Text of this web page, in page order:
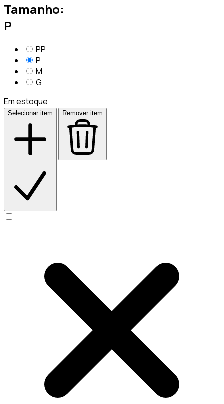
Tamanho:
P
PP
P
M
G
Em estoque
Selecionar item Remover item